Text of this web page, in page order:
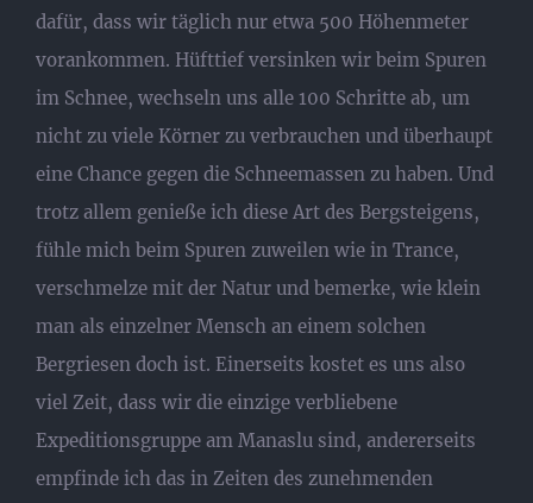
dafür, dass wir täglich nur etwa 500 Höhenmeter
vorankommen. Hüfttief versinken wir beim Spuren
im Schnee, wechseln uns alle 100 Schritte ab, um
nicht zu viele Körner zu verbrauchen und überhaupt
eine Chance gegen die Schneemassen zu haben. Und
trotz allem genieße ich diese Art des Bergsteigens,
fühle mich beim Spuren zuweilen wie in Trance,
verschmelze mit der Natur und bemerke, wie klein
man als einzelner Mensch an einem solchen
Bergriesen doch ist. Einerseits kostet es uns also
viel Zeit, dass wir die einzige verbliebene
Expeditionsgruppe am Manaslu sind, andererseits
empfinde ich das in Zeiten des zunehmenden